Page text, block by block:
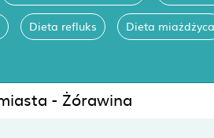
Dieta refluks Dieta miażdżyca
- Żórawina